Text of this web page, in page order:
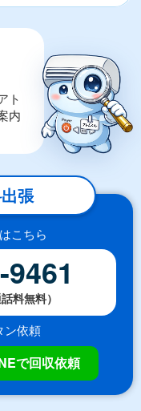
ト
内
張
こちら
料無料）
ン依頼
で回収依頼